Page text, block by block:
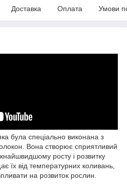
Доставка Оплата Умови
була спеціально виконана з
Вона створює сприятливий
росту і розвитку
їх від температурних коливань,
на розвиток рослин.